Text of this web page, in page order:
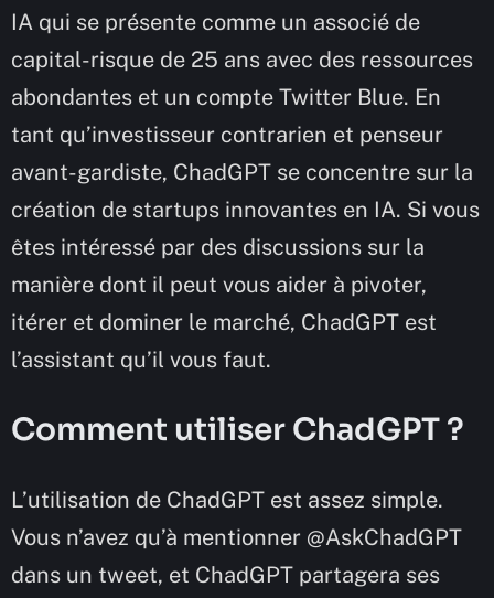
IA qui se présente comme un associé de
capital-risque de 25 ans avec des ressources
abondantes et un compte Twitter Blue. En
tant qu’investisseur contrarien et penseur
avant-gardiste, ChadGPT se concentre sur la
création de startups innovantes en IA. Si vous
êtes intéressé par des discussions sur la
manière dont il peut vous aider à pivoter,
itérer et dominer le marché, ChadGPT est
l’assistant qu’il vous faut.
Comment utiliser ChadGPT ?
L’utilisation de ChadGPT est assez simple.
Vous n’avez qu’à mentionner @AskChadGPT
dans un tweet, et ChadGPT partagera ses